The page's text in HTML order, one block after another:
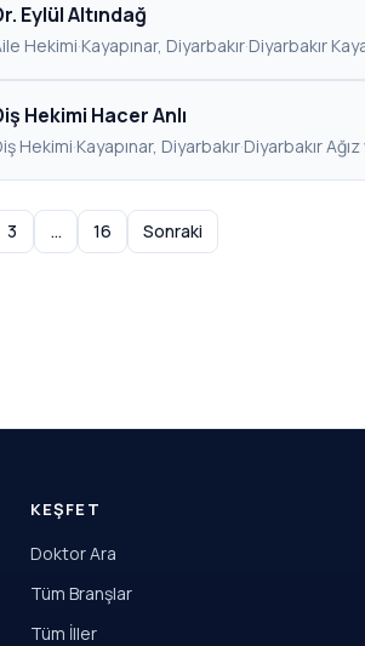
Eylül Altındağ
Hekimi·Kayapınar, Diyarbakır·Diyarbakır
Hekimi Hacer Anlı
Hekimi·Kayapınar, Diyarbakır·Diyarbakır
3 … 16 Sonraki
KEŞFET
Doktor Ara
Tüm Branşlar
Tüm İller